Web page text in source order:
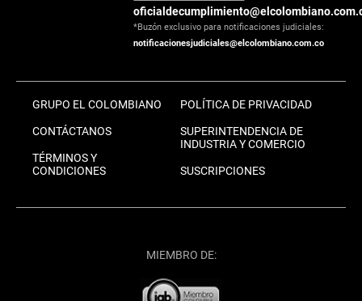
*Buzón exclusivo para notificaciones judiciales:
notificacionesjudiciales@elcolombiano.com.co
GRUPO EL COLOMBIANO
CONTÁCTANOS
TÉRMINOS Y
CONDICIONES
POLÍTICA DE PRIVACIDAD
SUPERINTENDENCIA DE
INDUSTRIA Y COMERCIO
SUSCRIPCIONES
MIEMBRO DE: